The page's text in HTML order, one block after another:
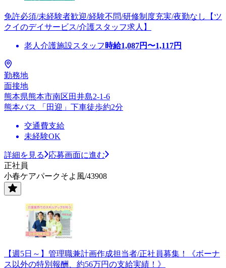
免許必須/未経験者歓迎/経験不問/研修制度充実/夜勤なし【ツ
クイのデイサービス/介護スタッフ求人】
老人介護施設スタッフ 時給1,087円〜1,117円
勤務地
面接地
熊本県熊本市南区田井島2-1-6
熊本バス 「田迎」下車徒歩約2分
交通費支給
未経験OK
詳細を見る
応募画面に進む
正社員
小春ケアパークそよ風/43908
【週5日～】管理職兼計画作成担当者/正社員募集！《ボーナ
ス以外の特別報酬、約56万円の支給実績！》